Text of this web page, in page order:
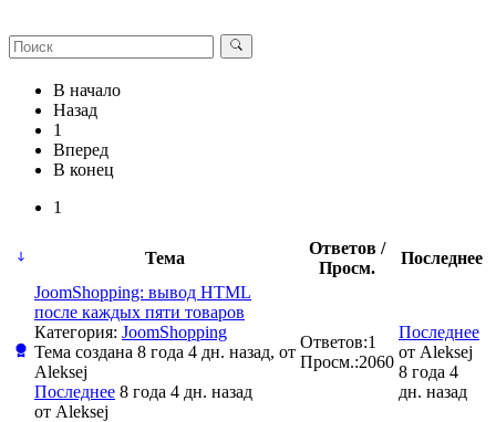
В начало
Назад
1
Вперед
В конец
1
Тема
Ответов /
Просм.
Последнее
JoomShopping: вывод HTML
после каждых пяти товаров
Категория: JoomShopping
Тема создана 8 года 4 дн. назад, от
Aleksej
Последнее 8 года 4 дн. назад
от Aleksej
Ответов:1
Просм.:2060
Последнее
от Aleksej
8 года 4
дн. назад